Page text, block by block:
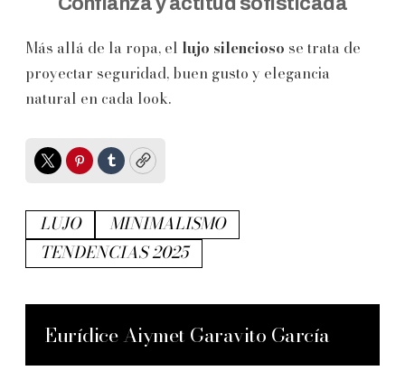
Más allá de la ropa, el lujo silencioso se trata de
proyectar seguridad, buen gusto y elegancia
natural en cada look.
TwitterPinterest
TumblrCopy
LUJO
MINIMALISMO
TENDENCIAS 2025
Eurídice Aiymet Garavito García